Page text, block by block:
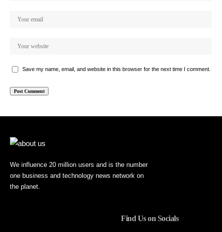
Save my name, email, and website in this browser for the next time I comment.
We influence 20 million users and is the number
one business and technology news network on
the planet.
Find Us on Socials